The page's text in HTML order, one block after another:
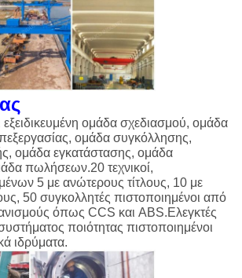
εξειδικευμένη ομάδα σχεδιασμού, ομάδα
ομάδα συγκόλλησης,
ομάδα εγκατάστασης, ομάδα
πωλήσεων.20 τεχνικοί,
5 με ανώτερους τίτλους, 10 με
50 συγκολλητές πιστοποιημένοι από
όπως CCS και ABS.Ελεγκτές
ποιότητας πιστοποιημένοι
ιδρύματα.